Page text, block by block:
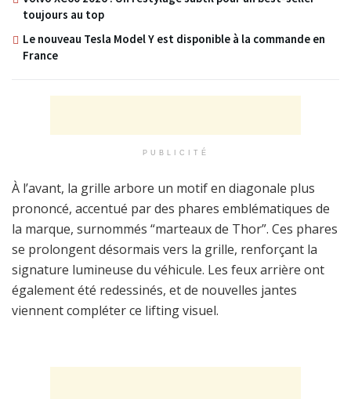
toujours au top
Le nouveau Tesla Model Y est disponible à la commande en
France
PUBLICITÉ
À l’avant, la grille arbore un motif en diagonale plus
prononcé, accentué par des phares emblématiques de
la marque, surnommés “marteaux de Thor”. Ces phares
se prolongent désormais vers la grille, renforçant la
signature lumineuse du véhicule. Les feux arrière ont
également été redessinés, et de nouvelles jantes
viennent compléter ce lifting visuel.